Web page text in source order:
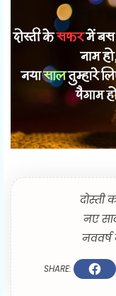
दोस्ती
नए
नववर्ष
SHARE: